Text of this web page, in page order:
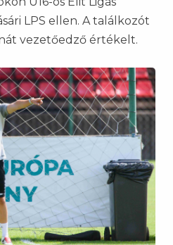
LPS ellen. A találkozót
vezetőedző értékelt.